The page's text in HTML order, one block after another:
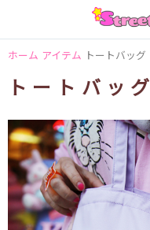
ホーム アイテム トートバッグ
トートバッグ